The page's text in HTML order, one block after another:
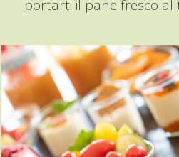
portarti il pane fresco